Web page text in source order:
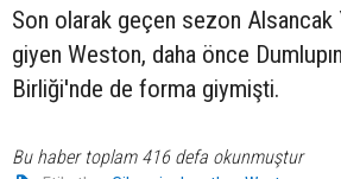
Son olarak geçen sezon Alsancak
giyen Weston, daha önce
Birliği'nde de forma giymişti.
Bu haber toplam 416 defa okunmuştur